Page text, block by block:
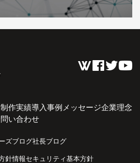
作実績導入事例メッセージ企業理念
い合わせ
ズブログ社長ブログ
針情報セキュリティ基本方針